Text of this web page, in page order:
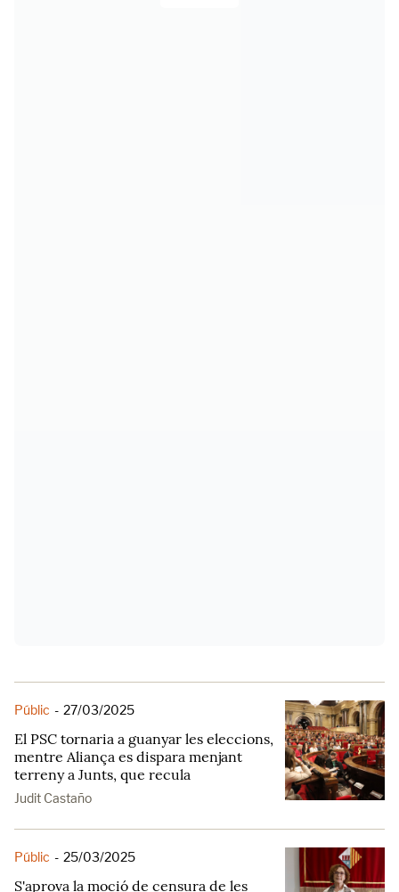
Públic - 27/03/2025
El PSC tornaria a guanyar les eleccions,
mentre Aliança es dispara menjant
terreny a Junts, que recula
Judit Castaño
Públic - 25/03/2025
S'aprova la moció de censura de les